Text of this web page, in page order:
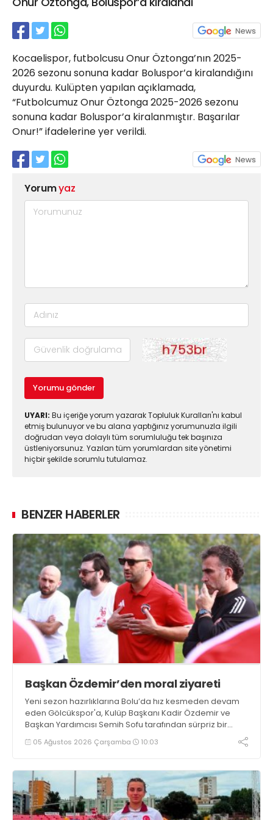
Kocaelispor, futbolcusu Onur Öztonga’nın 2025-
2026 sezonu sonuna kadar Boluspor’a kiralandığını
duyurdu. Kulüpten yapılan açıklamada,
“Futbolcumuz Onur Öztonga 2025-2026 sezonu
sonuna kadar Boluspor’a kiralanmıştır. Başarılar
Onur!” ifadelerine yer verildi.
Yorumyaz
Yorumu gönder
UYARI: Bu içeriğe yorum yazarak Topluluk Kuralları'nı kabul
etmiş bulunuyor ve bu alana yaptığınız yorumunuzla ilgili
doğrudan veya dolaylı tüm sorumluluğu tek başınıza
üstleniyorsunuz. Yazılan tüm yorumlardan site yönetimi
hiçbir şekilde sorumlu tutulamaz.
BENZER HABERLER
Başkan Özdemir’den moral ziyareti
Yeni sezon hazırlıklarına Bolu’da hız kesmeden devam
eden Gölcükspor'a, Kulüp Başkanı Kadir Özdemir ve
Başkan Yardımcısı Semih Sofu tarafından sürpriz bir
moral ziyareti gerçekleştirildi
05 Ağustos 2026 Çarşamba 10:03
21 Gölcük
02624132333